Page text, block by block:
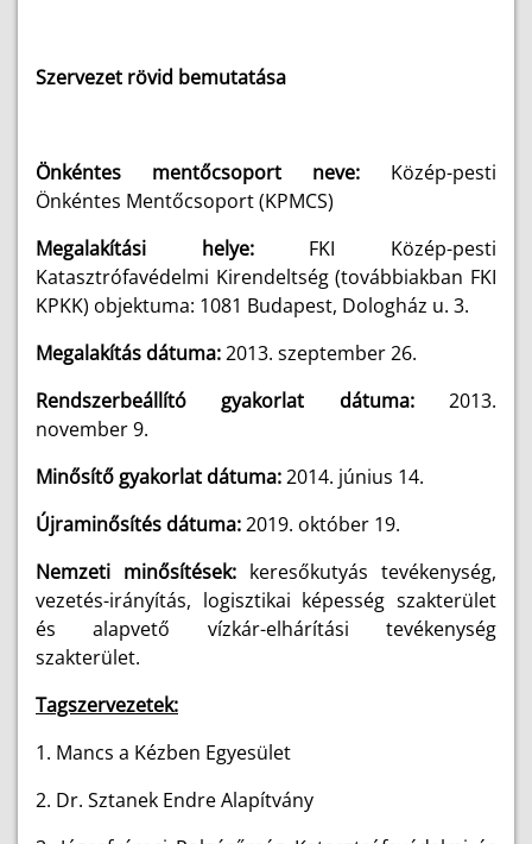
Szervezet rövid bemutatása
Önkéntes mentőcsoport neve: Közép-pesti
Önkéntes Mentőcsoport (KPMCS)
Megalakítási helye:FKI Közép-pesti
Katasztrófavédelmi Kirendeltség (továbbiakban FKI
KPKK) objektuma: 1081 Budapest, Dologház u. 3.
Megalakítás dátuma:2013. szeptember 26.
Rendszerbeállító gyakorlat dátuma:2013.
november 9.
Minősítő gyakorlat dátuma:2014. június 14.
Újraminősítés dátuma:2019. október 19.
Nemzeti minősítések: keresőkutyás tevékenység,
vezetés-irányítás, logisztikai képesség szakterület
és alapvető vízkár-elhárítási tevékenység
szakterület.
Tagszervezetek:
1. Mancs a Kézben Egyesület
2. Dr. Sztanek Endre Alapítvány